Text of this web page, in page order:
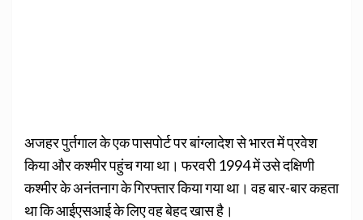
अजहर पुर्तगाल के एक पासपोर्ट पर बांग्लादेश से भारत में प्रवेश
किया और कश्मीर पहुंच गया था। फरवरी 1994 में उसे दक्षिणी
कश्मीर के अनंतनाग के गिरफ्तार किया गया था। वह बार-बार कहता
था कि आईएसआई के लिए वह बेहद खास है।